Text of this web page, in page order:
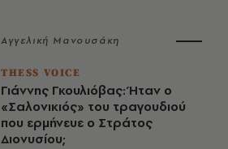
Αγγελική Μανουσάκη
THESS VOICE
Γιάννης Γκουλιόβας: Ήταν ο
«Σαλονικιός» του τραγουδιού
που ερμήνευε ο Στράτος
Διονυσίου;